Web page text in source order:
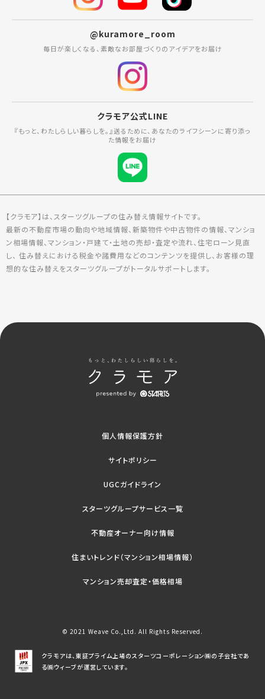
@kuramore_room
毎日が楽しくなる、素敵なお部屋づくりのアイデアをお届け
クラモア公式LINE
『もっと、わたしらしい暮らしを。』送るために、あなたのライフシーンに寄り添っ
た情報をお届け
【クラモア】は、スターツグループの住み替え情報サイトです。
最新の不動産市場の動向や地域情報、新築物件や中古物件の情報、マンショ
ン相場情報、マンション・戸建て・土地の売却・査定や流れ、住宅ローン見直
し、 住み替えにおける税金や諸費用などのコンテンツを提供し、お客様の理
想的な住み替えをスターツグループがトータルサポートします。
個人情報保護方針
サイトポリシー
UGCガイドライン
スターツグループサービス一覧
不動産オーナー向け情報
住まいトレンド（マンション相場情報）
マンション売却査定・価格相場
© 2021 Weave Co.,Ltd. All Rights Reserved.
クラモアは、東証プライム上場のスターツコーポレーション㈱の子会社であ
る㈱ウィーブが運営しています。